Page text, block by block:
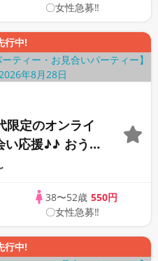
〇女性急募‼
行中!
定のオンライ
い応援♪♪ おう
国の方が対象
38〜52歳 550円
〇女性急募‼
行中!